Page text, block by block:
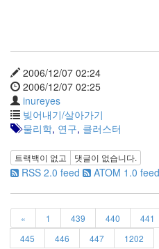
2006/12/07 02:24
2006/12/07 02:25
inureyes
빚어내기/살아가기
물리학, 연구, 클러스터
트랙백이 없고 댓글이 없습니다.
RSS 2.0 feed ATOM 1.0 feed
« 1 439 440 441
445
446 447 1202
화,
로
우
뉴
스
기
술,
세
상,
속
도,
심
감